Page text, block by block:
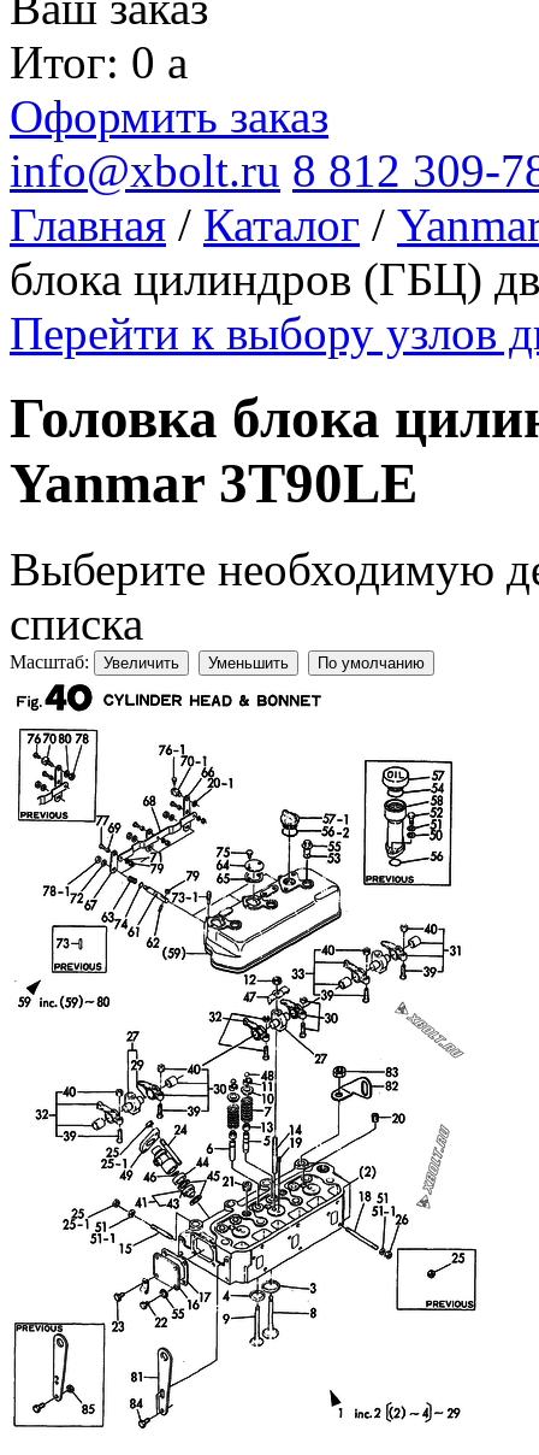
Итог: 0 a
Оформить заказ
info@xbolt.ru 8 812 309-
Главная / Каталог /
блока цилиндров (ГБЦ)
Перейти к выбору узлов
Головка блока
Yanmar 3T90LE
Выберите необходимую
списка
Масштаб: Увеличить Уменьшить По умолчанию